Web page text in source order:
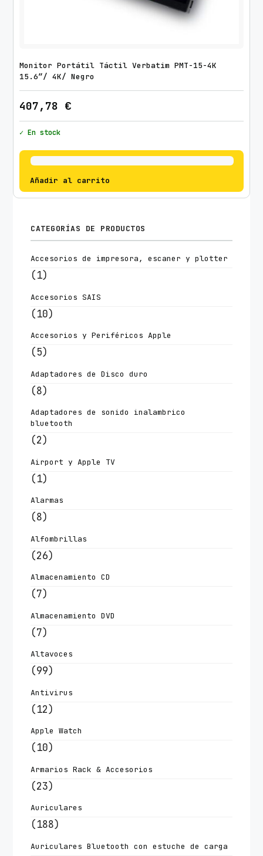
Monitor Portátil Táctil Verbatim PMT-15-4K
15.6″/ 4K/ Negro
407,78 €
✓ En stock
Añadir al carrito
CATEGORÍAS DE PRODUCTOS
Accesorios de impresora, escaner y plotter
(1)
Accesorios SAIS
(10)
Accesorios y Periféricos Apple
(5)
Adaptadores de Disco duro
(8)
Adaptadores de sonido inalambrico
bluetooth
(2)
Airport y Apple TV
(1)
Alarmas
(8)
Alfombrillas
(26)
Almacenamiento CD
(7)
Almacenamiento DVD
(7)
Altavoces
(99)
Antivirus
(12)
Apple Watch
(10)
Armarios Rack & Accesorios
(23)
Auriculares
(188)
Auriculares Bluetooth con estuche de carga